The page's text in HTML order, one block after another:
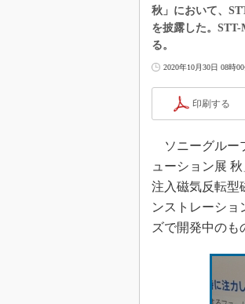
秋」において、
を披露した。
る。
2020年10月30日 08時
印刷する
ソニーグルー
ューション展
注入磁気反転型
ンストレーショ
ズで開発中のも